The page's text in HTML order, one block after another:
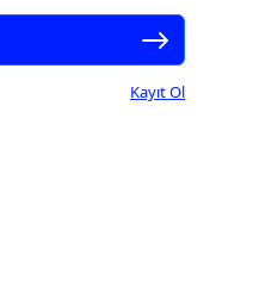
Kayıt Ol